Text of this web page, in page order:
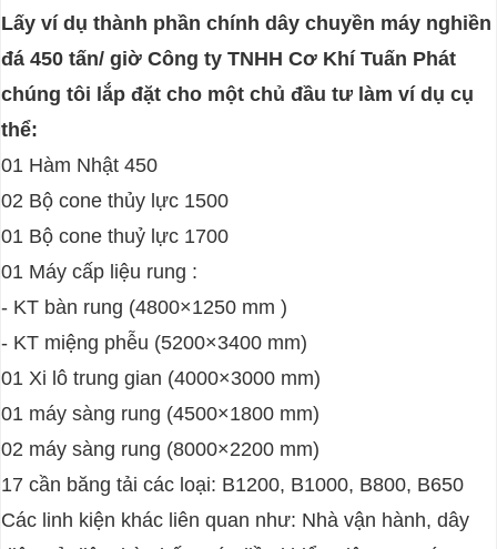
Lấy ví dụ thành phần chính dây chuyền máy nghiền
đá 450 tấn/ giờ Công ty TNHH Cơ Khí Tuấn Phát
chúng tôi lắp đặt cho một chủ đầu tư làm ví dụ cụ
thể:
01 Hàm Nhật 450
02 Bộ cone thủy lực 1500
01 Bộ cone thuỷ lực 1700
01 Máy cấp liệu rung :
- KT bàn rung (4800×1250 mm )
- KT miệng phễu (5200×3400 mm)
01 Xi lô trung gian (4000×3000 mm)
01 máy sàng rung (4500×1800 mm)
02 máy sàng rung (8000×2200 mm)
17 cần băng tải các loại: B1200, B1000, B800, B650
Các linh kiện khác liên quan như: Nhà vận hành, dây